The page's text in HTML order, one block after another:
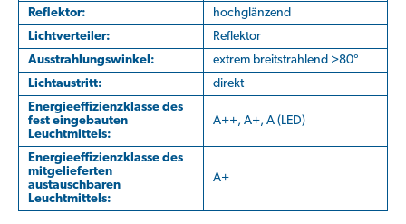
Reflektor:
hochglänzend
Lichtverteiler:
Reflektor
Ausstrahlungswinkel:
extrem breitstrahlend >80°
Lichtaustritt:
direkt
Energieeffizienzklasse des
fest eingebauten
Leuchtmittels:
A++, A+, A (LED)
Energieeffizienzklasse des
mitgelieferten
austauschbaren
Leuchtmittels:
A+